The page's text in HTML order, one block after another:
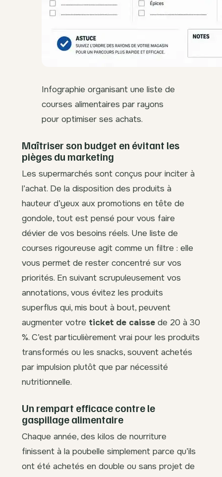
Infographie organisant une liste de
courses alimentaires par rayons
pour optimiser ses achats.
Maîtriser son budget en évitant les
pièges du marketing
Les supermarchés sont conçus pour inciter à
l’achat. De la disposition des produits à
hauteur d’yeux aux promotions en tête de
gondole, tout est pensé pour vous faire
dévier de vos besoins réels. Une liste de
courses rigoureuse agit comme un filtre : elle
vous permet de rester concentré sur vos
priorités. En suivant scrupuleusement vos
annotations, vous évitez les produits
superflus qui, mis bout à bout, peuvent
augmenter votre ticket de caisse de 20 à 30
%. C’est particulièrement vrai pour les produits
transformés ou les snacks, souvent achetés
par impulsion plutôt que par nécessité
nutritionnelle.
Un rempart efficace contre le
gaspillage alimentaire
Chaque année, des kilos de nourriture
finissent à la poubelle simplement parce qu’ils
ont été achetés en double ou sans projet de